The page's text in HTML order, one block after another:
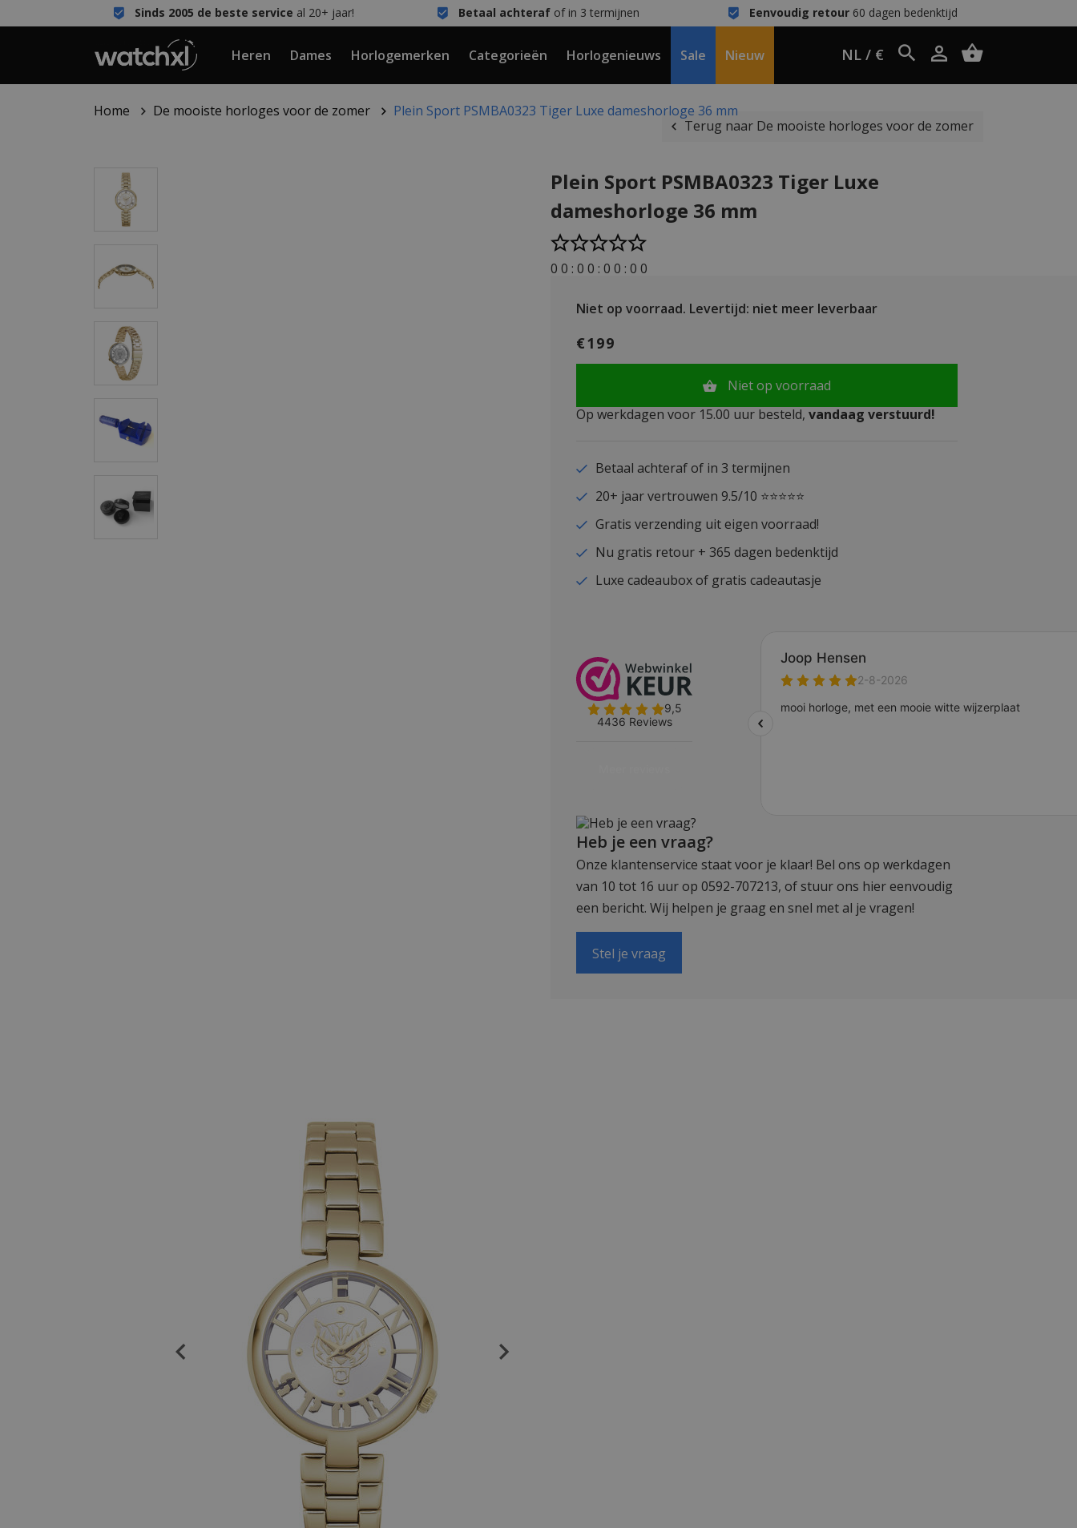
Sinds 2005 de beste service al 20+ jaar! Betaal achterafof in 3 termijnen Eenvoudig retour60 dagen bedenktijd
Heren Dames Horlogemerken Categorieën Horlogenieuws Sale Nieuw NL / €
Home De mooiste horloges voor de zomer
Plein Sport PSMBA0323 Tiger Luxe dameshorloge 36 mm
Terug naar De mooiste horloges voor de zomer
Plein Sport PSMBA0323 Tiger Luxe
dameshorloge 36 mm
0 0 : 0 0 : 0 0 : 0 0
Niet op voorraad. Levertijd: niet meer leverbaar
€199
Niet op voorraad
Op werkdagen voor 15.00 uur besteld, vandaag verstuurd!
Betaal achteraf of in 3 termijnen
20+ jaar vertrouwen 9.5/10 ⭐⭐⭐⭐⭐
Gratis verzending uit eigen voorraad!
Nu gratis retour + 365 dagen bedenktijd
Luxe cadeaubox of gratis cadeautasje
Heb je een vraag?
Onze klantenservice staat voor je klaar! Bel ons op werkdagen
van 10 tot 16 uur op 0592-707213, of stuur ons hier eenvoudig
een bericht. Wij helpen je graag en snel met al je vragen!
Stel je vraag